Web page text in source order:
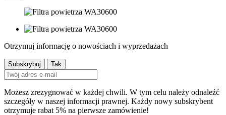
Otrzymuj informację o nowościach i wyprzedażach
Możesz zrezygnować w każdej chwili. W tym celu należy odnaleźć
szczegóły w naszej informacji prawnej. Każdy nowy subskrybent
otrzymuje rabat 5% na pierwsze zamówienie!